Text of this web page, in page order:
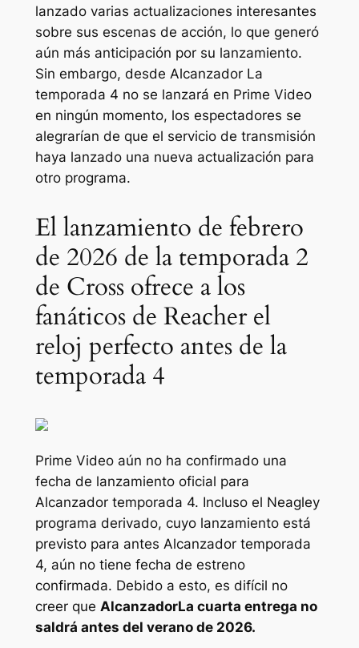
lanzado varias actualizaciones interesantes
sobre sus escenas de acción, lo que generó
aún más anticipación por su lanzamiento.
Sin embargo, desde AlcanzadorLa
temporada 4 no se lanzará en Prime Video
en ningún momento, los espectadores se
alegrarían de que el servicio de transmisión
haya lanzado una nueva actualización para
otro programa.
El lanzamiento de febrero
de 2026 de la temporada 2
de Cross ofrece a los
fanáticos de Reacher el
reloj perfecto antes de la
temporada 4
Prime Video aún no ha confirmado una
fecha de lanzamiento oficial para
Alcanzadortemporada 4. Incluso el Neagley
programa derivado, cuyo lanzamiento está
previsto para antes Alcanzadortemporada
4, aún no tiene fecha de estreno
confirmada. Debido a esto, es difícil no
creer que AlcanzadorLa cuarta entrega no
saldrá antes del verano de 2026.